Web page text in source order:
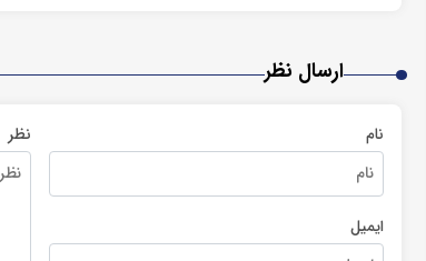
ارسال نظر
نام
ایمیل
نظر